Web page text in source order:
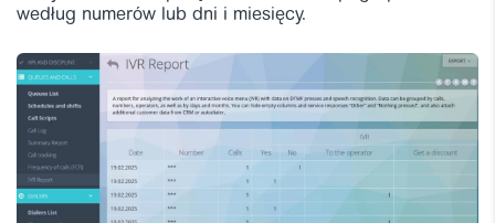
według numerów lub dni i miesięcy.